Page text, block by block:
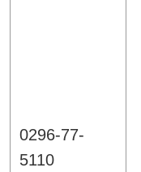
0296-77-
5110